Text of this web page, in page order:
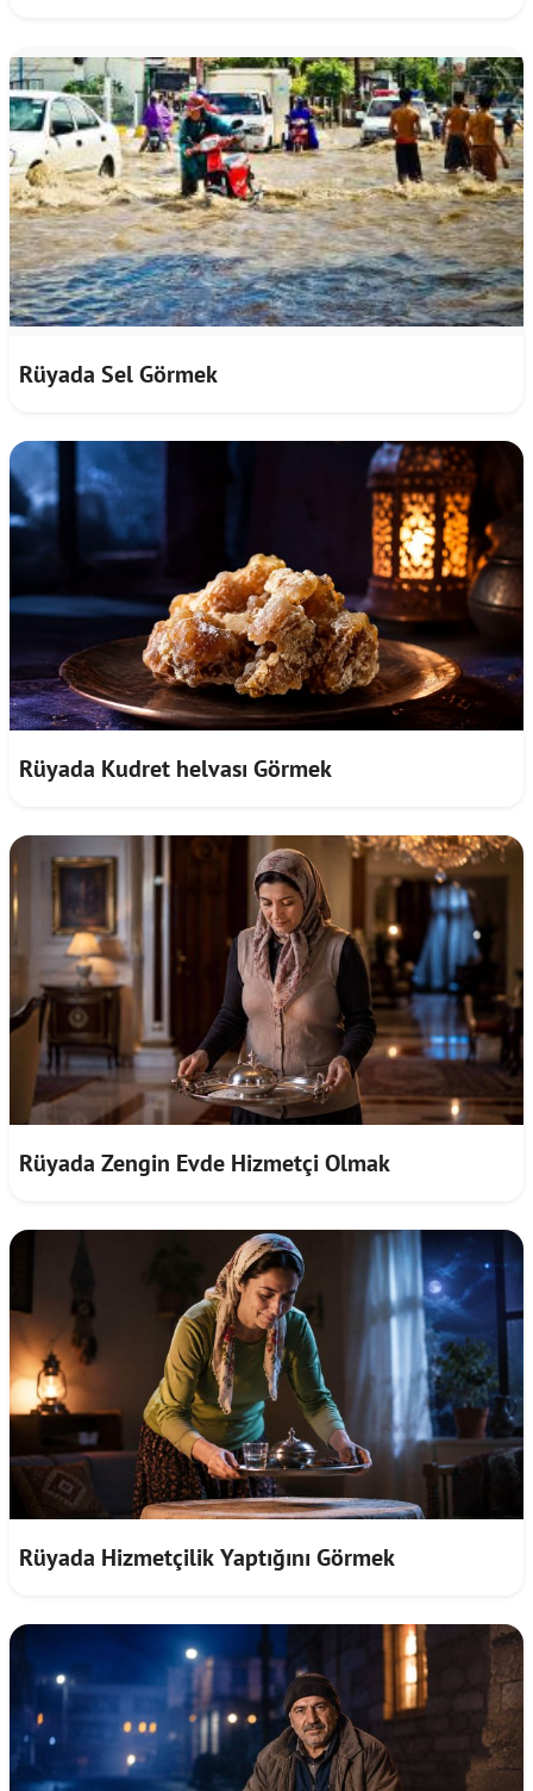
Rüyada Sel Görmek
Rüyada Kudret helvası Görmek
Rüyada Zengin Evde Hizmetçi Olmak
Rüyada Hizmetçilik Yaptığını Görmek